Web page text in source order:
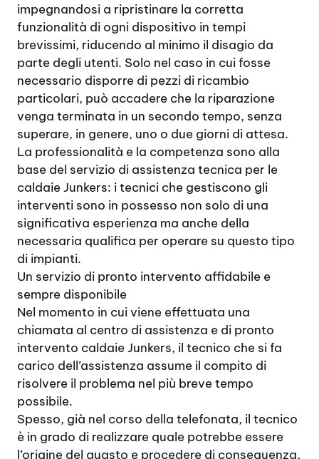
impegnandosi a ripristinare la corretta
funzionalità di ogni dispositivo in tempi
brevissimi, riducendo al minimo il disagio da
parte degli utenti. Solo nel caso in cui fosse
necessario disporre di pezzi di ricambio
particolari, può accadere che la riparazione
venga terminata in un secondo tempo, senza
superare, in genere, uno o due giorni di attesa.
La professionalità e la competenza sono alla
base del servizio di assistenza tecnica per le
caldaie Junkers: i tecnici che gestiscono gli
interventi sono in possesso non solo di una
significativa esperienza ma anche della
necessaria qualifica per operare su questo tipo
di impianti.
Un servizio di pronto intervento affidabile e
sempre disponibile
Nel momento in cui viene effettuata una
chiamata al centro di assistenza e di pronto
intervento caldaie Junkers, il tecnico che si fa
carico dell’assistenza assume il compito di
risolvere il problema nel più breve tempo
possibile.
Spesso, già nel corso della telefonata, il tecnico
è in grado di realizzare quale potrebbe essere
l’origine del guasto e procedere di conseguenza,